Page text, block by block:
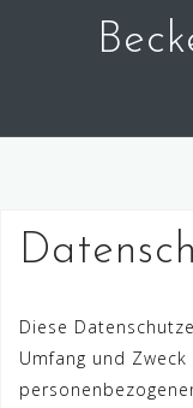
Diese
Umfang und